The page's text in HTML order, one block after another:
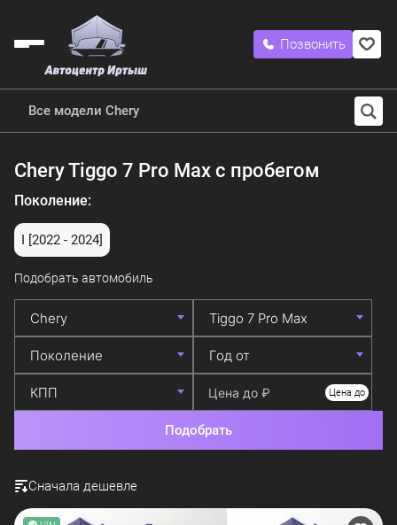
Позвонить
Все модели Chery
Chery Tiggo 7 Pro Max с пробегом
Поколение:
I [2022 - 2024]
Подобрать автомобиль
Цена до
Подобрать
Сначала дешевле